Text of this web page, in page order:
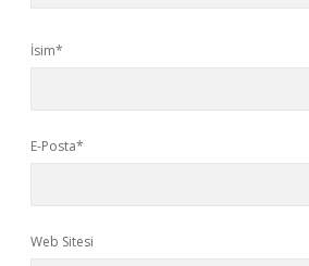
İsim*
E-Posta*
Web Sitesi